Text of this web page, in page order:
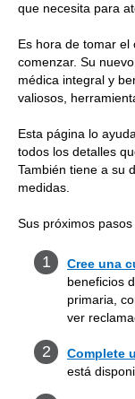
que necesita para
Es hora de tomar
comenzar. Su
médica integral y
valiosos,
Esta página lo
todos los detalles
También tiene a su
medidas.
Sus próximos
Cree una
beneficios
primaria,
ver
Complete
está